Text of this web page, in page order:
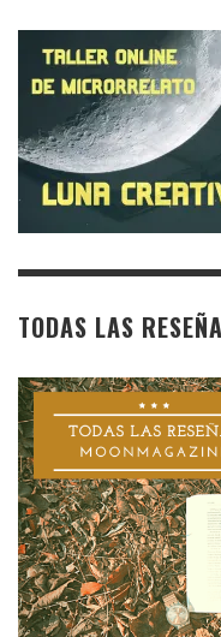
TODAS LAS